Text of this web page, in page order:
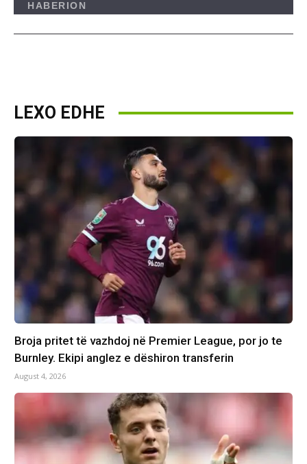
LEXO EDHE
Broja pritet të vazhdoj në Premier League, por jo te
Burnley. Ekipi anglez e dëshiron transferin
August 4, 2026